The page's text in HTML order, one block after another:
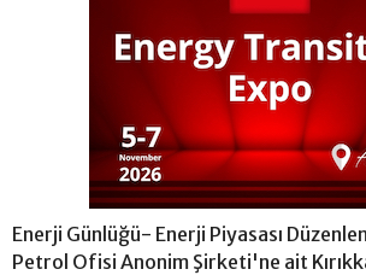
Enerji Günlüğü- Enerji Piyasası
Petrol Ofisi Anonim Şirketi'ne ait